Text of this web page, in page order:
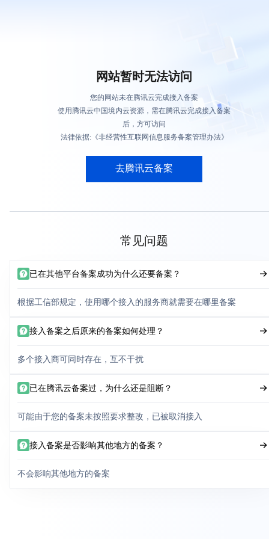
网站暂时无法访问
您的网站未在腾讯云完成接入备案
使用腾讯云中国境内云资源，需在腾讯云完成接入备案
后，方可访问
法律依据:《非经营性互联网信息服务备案管理办法》
去腾讯云备案
常见问题
已在其他平台备案成功为什么还要备案？
根据工信部规定，使用哪个接入的服务商就需要在哪里备案
接入备案之后原来的备案如何处理？
多个接入商可同时存在，互不干扰
已在腾讯云备案过，为什么还是阻断？
可能由于您的备案未按照要求整改，已被取消接入
接入备案是否影响其他地方的备案？
不会影响其他地方的备案